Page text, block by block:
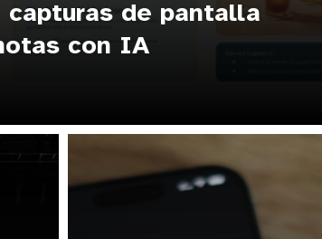
capturas de pantalla
con IA